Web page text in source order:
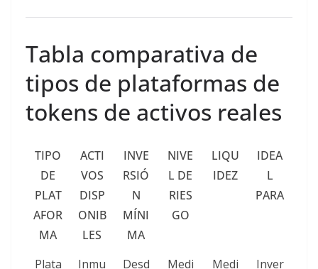
Tabla comparativa de
tipos de plataformas de
tokens de activos reales
TIPO
DE
PLAT
AFOR
MA
ACTI
VOS
DISP
ONIB
LES
INVE
RSIÓ
N
MÍNI
MA
NIVE
L DE
RIES
GO
LIQU
IDEZ
IDEA
L
PARA
Plata
Inmu
Desd
Medi
Medi
Inver